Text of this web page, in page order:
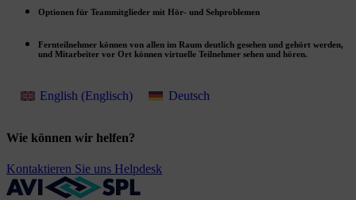
Optionen für Teammitglieder mit Hör- und Sehproblemen
Fernteilnehmer können von allen im Raum deutlich gesehen und gehört werden,
und Mitarbeiter vor Ort können virtuelle Teilnehmer sehen und hören.
English (Englisch) Deutsch
Wie können wir helfen?
Kontaktieren Sie uns Helpdesk